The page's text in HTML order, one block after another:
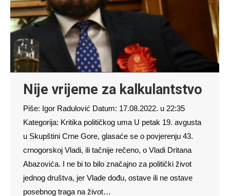
Nije vrijeme za kalkulantstvo
Piše: Igor Radulović Datum: 17.08.2022. u 22:35
Kategorija: Kritika političkog uma U petak 19. avgusta
u Skupštini Crne Gore, glasaće se o povjerenju 43.
crnogorskoj Vladi, ili tačnije rečeno, o Vladi Dritana
Abazovića. I ne bi to bilo značajno za politički život
jednog društva, jer Vlade dođu, ostave ili ne ostave
posebnog traga na život…